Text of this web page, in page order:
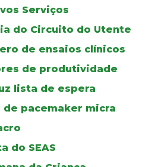
Serviços
do Circuito do Utente
de ensaios clínicos
de produtividade
lista de espera
pacemaker micra
do SEAS